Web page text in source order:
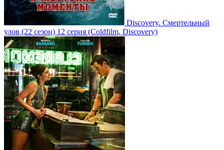
Discovery. Смертельный
улов (22 сезон) 12 серия (Coldfilm, Discovery)